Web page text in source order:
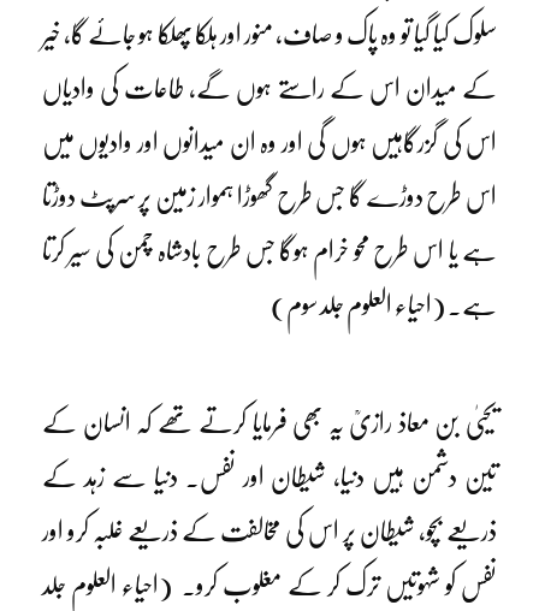
سلوک کیا گیا تو وہ پاک و صاف، منور اور ہلکا پھلکا ہو جائے گا، خیر
کے میدان اس کے راستے ہوں گے، طاعات کی وادیاں
اس کی گزرگاہیں ہوں گی اور وہ ان میدانوں اور وادیوں میں
اس طرح دوڑے گا جس طرح گھوڑا ہموار زمین پر سرپٹ دوڑتا
ہے یا اس طرح محو خرام ہوگا جس طرح بادشاہ چمن کی سیر کرتا
ہے۔ (احیاء العلوم جلد سوم)
یحییٰ بن معاذ رازیؒ یہ بھی فرمایا کرتے تھے کہ انسان کے
تین دشمن ہیں دنیا، شیطان اور نفس۔ دنیا سے زہد کے
ذریعے بچو، شیطان پر اس کی مخالفت کے ذریعے غلبہ کرو اور
نفس کو شہوتیں ترک کر کے مغلوب کرو۔ (احیاء العلوم جلد